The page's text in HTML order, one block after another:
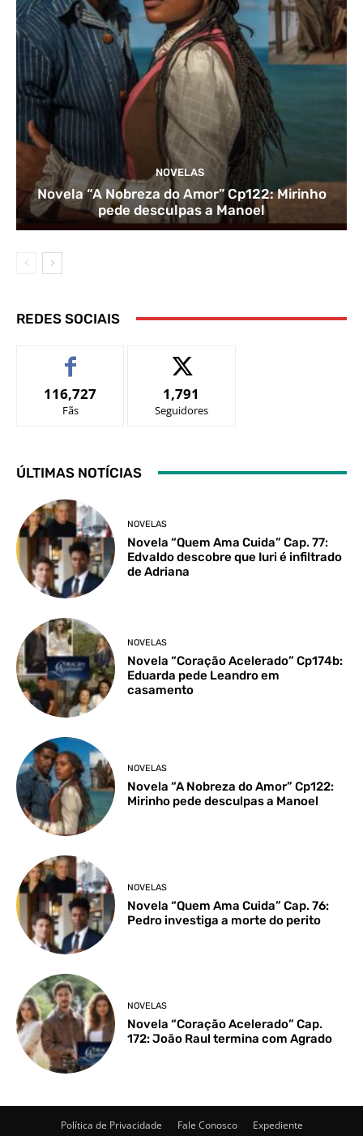
NOVELAS
Novela “A Nobreza do Amor” Cp122: Mirinho
pede desculpas a Manoel
REDES SOCIAIS
116,727
Fãs
1,791
Seguidores
ÚLTIMAS NOTÍCIAS
NOVELAS
Novela “Quem Ama Cuida” Cap. 77:
Edvaldo descobre que Iuri é infiltrado
de Adriana
NOVELAS
Novela “Coração Acelerado” Cp174b:
Eduarda pede Leandro em
casamento
NOVELAS
Novela “A Nobreza do Amor” Cp122:
Mirinho pede desculpas a Manoel
NOVELAS
Novela “Quem Ama Cuida” Cap. 76:
Pedro investiga a morte do perito
NOVELAS
Novela “Coração Acelerado” Cap.
172: João Raul termina com Agrado
Política de Privacidade Fale Conosco Expediente